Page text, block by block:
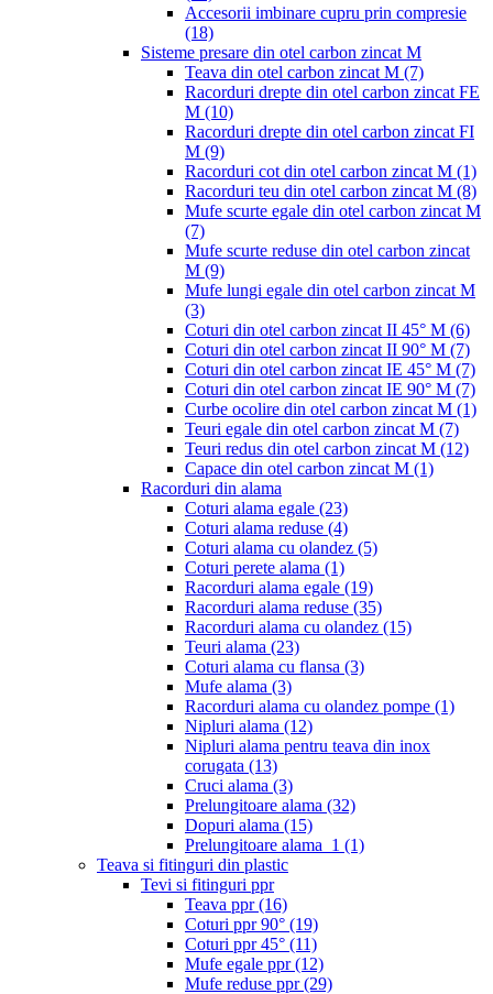
Accesorii imbinare cupru prin compresie
(18)
Sisteme presare din otel carbon zincat M
Teava din otel carbon zincat M (7)
Racorduri drepte din otel carbon zincat FE
M (10)
Racorduri drepte din otel carbon zincat FI
M (9)
Racorduri cot din otel carbon zincat M (1)
Racorduri teu din otel carbon zincat M (8)
Mufe scurte egale din otel carbon zincat M
(7)
Mufe scurte reduse din otel carbon zincat
M (9)
Mufe lungi egale din otel carbon zincat M
(3)
Coturi din otel carbon zincat II 45° M (6)
Coturi din otel carbon zincat II 90° M (7)
Coturi din otel carbon zincat IE 45° M (7)
Coturi din otel carbon zincat IE 90° M (7)
Curbe ocolire din otel carbon zincat M (1)
Teuri egale din otel carbon zincat M (7)
Teuri redus din otel carbon zincat M (12)
Capace din otel carbon zincat M (1)
Racorduri din alama
Coturi alama egale (23)
Coturi alama reduse (4)
Coturi alama cu olandez (5)
Coturi perete alama (1)
Racorduri alama egale (19)
Racorduri alama reduse (35)
Racorduri alama cu olandez (15)
Teuri alama (23)
Coturi alama cu flansa (3)
Mufe alama (3)
Racorduri alama cu olandez pompe (1)
Nipluri alama (12)
Nipluri alama pentru teava din inox
corugata (13)
Cruci alama (3)
Prelungitoare alama (32)
Dopuri alama (15)
Prelungitoare alama_1 (1)
Teava si fitinguri din plastic
Tevi si fitinguri ppr
Teava ppr(16)
Coturi ppr 90° (19)
Coturi ppr 45° (11)
Mufe egale ppr(12)
Mufe reduse ppr(29)